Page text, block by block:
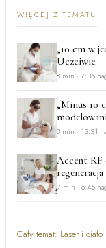
WIĘCEJ Z TEMATU
„10 cm w
Uczciwie.
8 min · 7:35
„Minus 10
8 min · 13:31
Accent RF
7 min · 6:45
szarą skórą
Cały temat: Laser i ciało